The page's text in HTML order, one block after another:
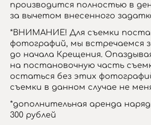
производится полностью в
за вычетом внесенного
*ВНИМАНИЕ! Для съемки
фотографий, мы встречаемся
до начала Крещения.
на постановочную часть
остаться без этих
съемки в данном случае не
*дополнительная аренда
300 рублей